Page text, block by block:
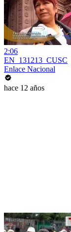
2:06
EN_131213_CUSC
Enlace Nacional
hace 12 años